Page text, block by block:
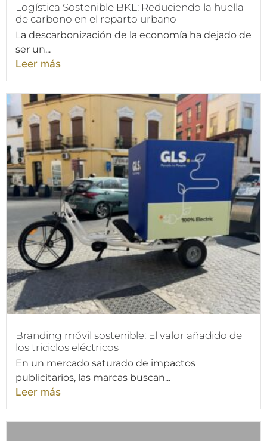
Logística Sostenible BKL: Reduciendo la huella
de carbono en el reparto urbano
La descarbonización de la economía ha dejado de
ser un...
Leer más
Branding móvil sostenible: El valor añadido de
los triciclos eléctricos
En un mercado saturado de impactos
publicitarios, las marcas buscan...
Leer más